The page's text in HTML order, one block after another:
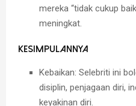
mereka “tidak cukup
meningkat.
Kesimpulannya
Kebaikan: Selebriti ini
disiplin, penjagaan diri,
keyakinan diri.